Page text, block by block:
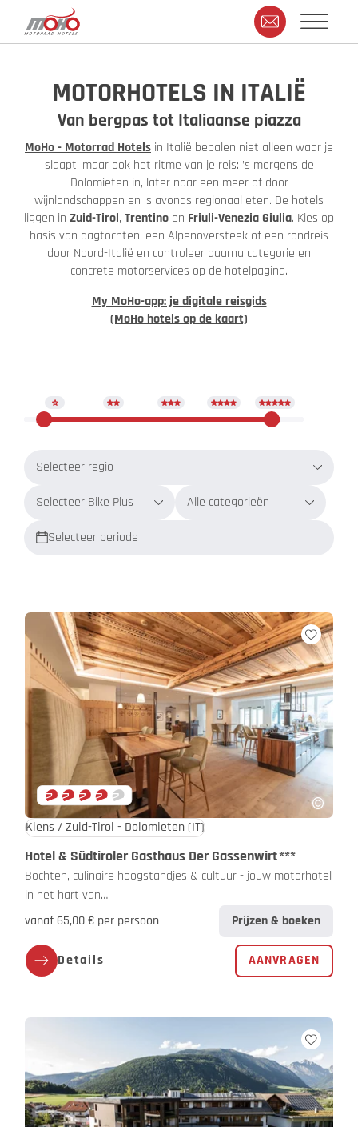
MOTORHOTELS IN ITALIË
Van bergpas tot Italiaanse piazza
MoHo - Motorrad Hotels in Italië bepalen niet alleen waar je
slaapt, maar ook het ritme van je reis: ’s morgens de
Dolomieten in, later naar een meer of door
wijnlandschappen en ’s avonds regionaal eten. De hotels
liggen in Zuid-Tirol, Trentino en Friuli-Venezia Giulia. Kies op
basis van dagtochten, een Alpenoversteek of een rondreis
door Noord-Italië en controleer daarna categorie en
concrete motorservices op de hotelpagina.
My MoHo-app: je digitale reisgids
(MoHo hotels op de kaart)
Selecteer regio
Selecteer Bike Plus Alle categorieën
Selecteer periode
Kiens / Zuid-Tirol - Dolomieten(IT)
Hotel & Südtiroler Gasthaus Der Gassenwirt***
Bochten, culinaire hoogstandjes & cultuur - jouw motorhotel
in het hart van…
vanaf 65,00 € per persoon
Prijzen & boeken
Details AANVRAGEN